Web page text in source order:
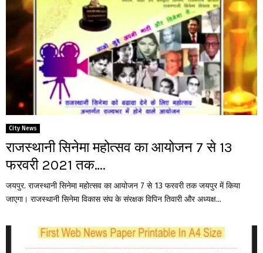
City News
राजस्थानी सिनेमा महोत्सव का आयोजन 7 से 13
फरवरी 2021 तक….
जयपुर. राजस्थानी सिनेमा महोत्सव का आयोजन 7 से 13 फरवरी तक जयपुर में किया
जाएगा। राजस्थानी सिनेमा विकास संघ के संरक्षक विपिन तिवारी और अध्यक्ष...